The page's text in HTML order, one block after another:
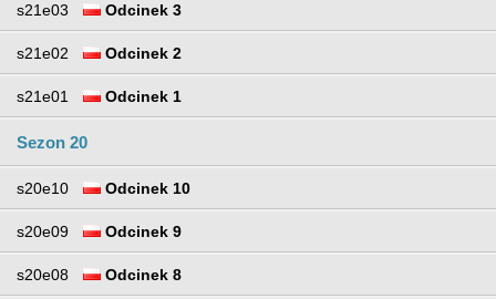
s21e03 Odcinek 3
s21e02 Odcinek 2
s21e01 Odcinek 1
Sezon 20
s20e10 Odcinek 10
s20e09 Odcinek 9
s20e08 Odcinek 8